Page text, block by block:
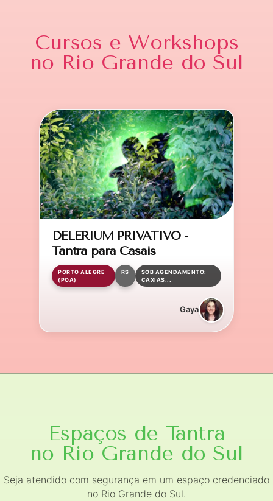
Cursos e Workshops
no Rio Grande do Sul
DELERIUM PRIVATIVO -
Tantra para Casais
PORTO ALEGRE
(POA)
RS
SOB AGENDAMENTO:
CAXIAS...
Gaya
Espaços de Tantra
no Rio Grande do Sul
Seja atendido com segurança em um espaço credenciado
no Rio Grande do Sul.